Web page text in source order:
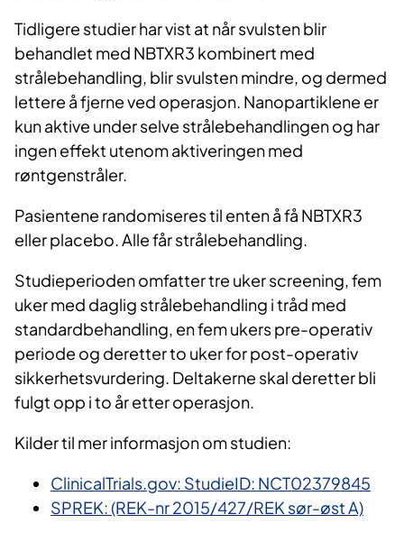
Tidligere studier har vist at når svulsten blir
behandlet med NBTXR3 kombinert med
strålebehandling, blir svulsten mindre, og dermed
lettere å fjerne ved operasjon. Nanopartiklene er
kun aktive under selve strålebehandlingen og har
ingen effekt utenom aktiveringen med
røntgenstråler.
Pasientene randomiseres til enten å få NBTXR3
eller placebo. Alle får strålebehandling.
Studieperioden omfatter tre uker screening, fem
uker med daglig strålebehandling i tråd med
standardbehandling, en fem ukers pre-operativ
periode og deretter to uker for post-operativ
sikkerhetsvurdering. Deltakerne skal deretter bli
fulgt opp i to år etter operasjon.
Kilder til mer informasjon om studien:
ClinicalTrials.gov: StudieID: NCT02379845
SPREK: (REK-nr 2015/427/REK sør-øst A)